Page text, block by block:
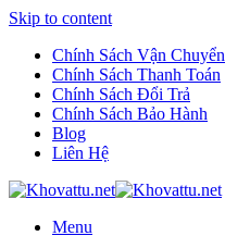
Skip to content
Chính Sách Vận Chuyển
Chính Sách Thanh Toán
Chính Sách Đổi Trả
Chính Sách Bảo Hành
Blog
Liên Hệ
Menu